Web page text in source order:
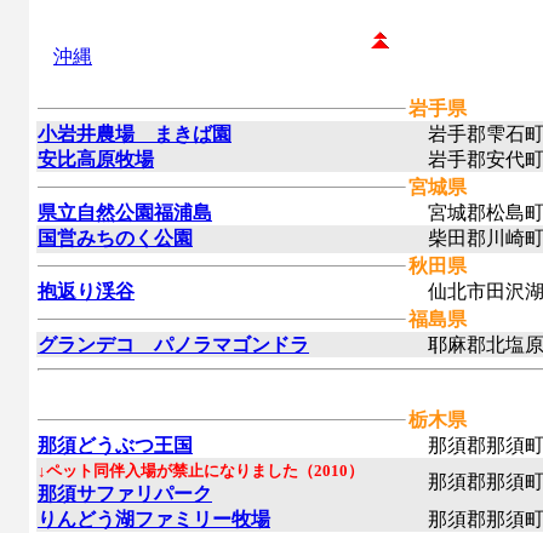
沖縄
岩手県
小岩井農場 まきば園
岩手郡雫石
安比高原牧場
岩手郡安代
宮城県
県立自然公園福浦島
宮城郡松島
国営みちのく公園
柴田郡川崎町
秋田県
抱返り渓谷
仙北市田沢
福島県
グランデコ パノラマゴンドラ
耶麻郡北塩
栃木県
那須どうぶつ王国
那須郡那須
↓ペット同伴入場が禁止になりました（2010）
那須サファリパーク
那須郡那須
りんどう湖ファミリー牧場
那須郡那須